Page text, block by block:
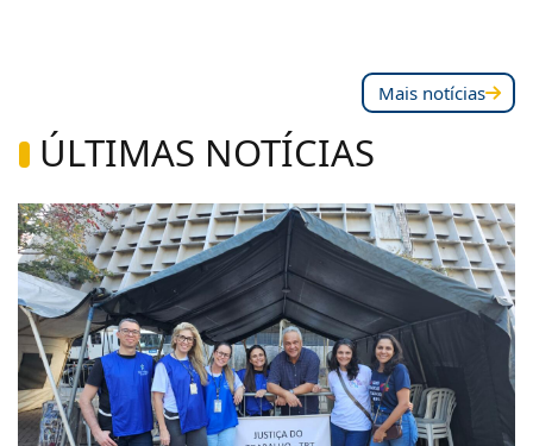
Mais notícias
ÚLTIMAS NOTÍCIAS